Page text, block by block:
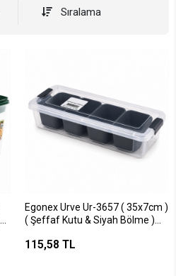
Sıralama
Egonex Urve Ur-3657 ( 35x7cm )
( Şeffaf Kutu & Siyah Bölme )
Kab*36
115,58 TL